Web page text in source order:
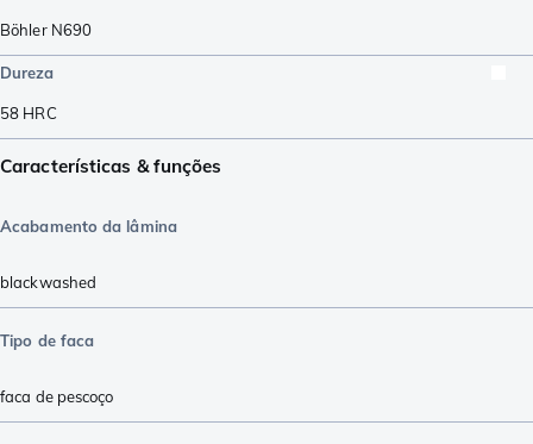
Böhler N690
Dureza
58 HRC
Características & funções
Acabamento da lâmina
blackwashed
Tipo de faca
faca de pescoço